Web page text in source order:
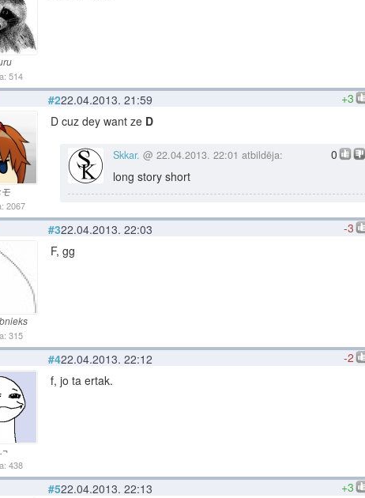
514
2067
+3
#222.04.2013. 21:59
D cuz dey want ze D
0
Skkar. @ 22.04.2013. 22:01 atbildēja:
long story short
315
-3
#322.04.2013. 22:03
F, gg
438
-2
#422.04.2013. 22:12
f, jo ta ertak.
+3
#522.04.2013. 22:13